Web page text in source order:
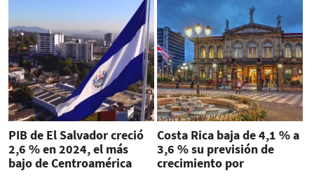
PIB de El Salvador creció
2,6 % en 2024, el más
bajo de Centroamérica
Costa Rica baja de 4,1 % a
3,6 % su previsión de
crecimiento por